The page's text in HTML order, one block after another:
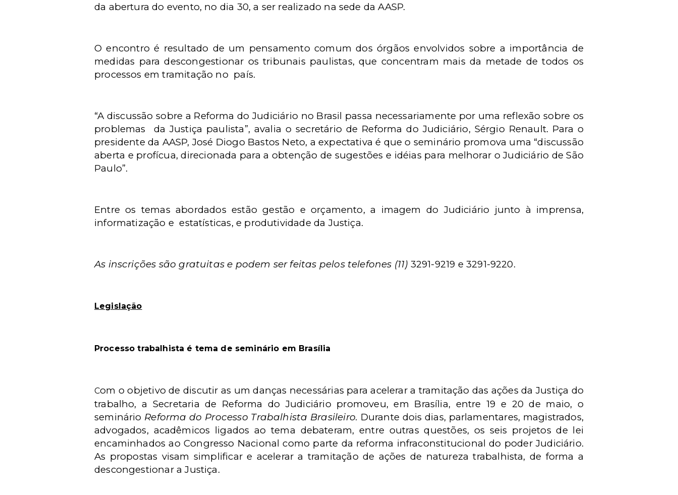
da abertura do evento, no dia 30, a ser realizado na sede da AASP.
O encontro é resultado de um pensamento comum dos órgãos envolvidos sobre a importância de
medidas para descongestionar os tribunais paulistas, que concentram mais da metade de todos os
processos em tramitação no país.
“A discussão sobre a Reforma do Judiciário no Brasil passa necessariamente por uma reflexão sobre os
problemas
da Justiça paulista”, avalia o secretário de Reforma do Judiciário, Sérgio Renault. Para o
presidente da AASP, José Diogo Bastos Neto, a expectativa é que o seminário promova uma “discussão
aberta e profícua, direcionada para a obtenção de sugestões e idéias para melhorar o Judiciário de São
Paulo”.
Entre os temas abordados estão gestão e orçamento, a imagem do Judiciário junto à imprensa,
informatização e estatísticas, e produtividade da Justiça.
As inscrições são gratuitas e podem ser feitas pelos telefones (11) 3291-9219 e 3291-9220.
Legislação
Processo trabalhista é tema de seminário em Brasília
Com o objetivo de discutir as um danças necessárias para acelerar a tramitação das ações da Justiça do
trabalho, a Secretaria de Reforma do Judiciário promoveu, em Brasília, entre 19 e 20 de maio, o
seminário Reforma do Processo Trabalhista Brasileiro. Durante dois dias, parlamentares, magistrados,
advogados, acadêmicos ligados ao tema debateram, entre outras questões, os seis projetos de lei
encaminhados ao Congresso Nacional como parte da reforma infraconstitucional do poder Judiciário.
As propostas visam simplificar e acelerar a tramitação de ações de natureza trabalhista, de forma a
descongestionar a Justiça.